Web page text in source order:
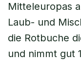
Mitteleuropas
Laub- und
die Rotbuche
und nimmt gut